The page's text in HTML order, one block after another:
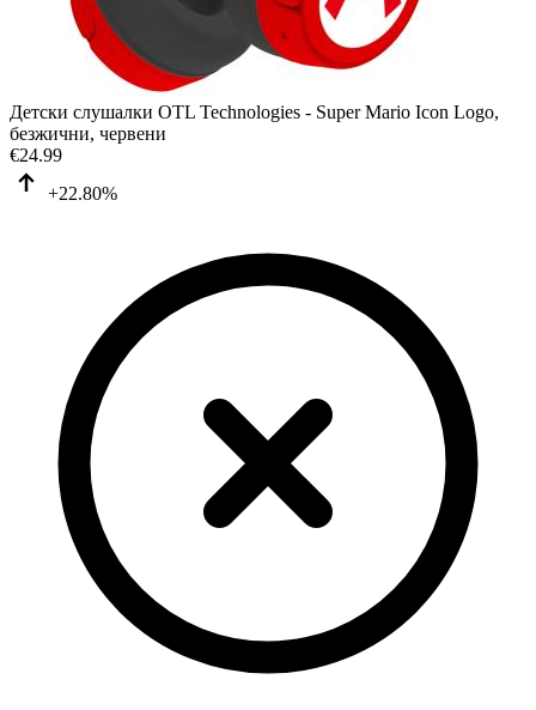
Детски слушалки OTL Technologies - Super Mario Icon Logo,
безжични, червени
€24.99
+22.80%